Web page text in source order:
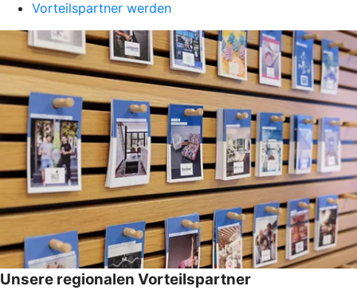
Vorteilspartner werden
Unsere regionalen Vorteilspartner